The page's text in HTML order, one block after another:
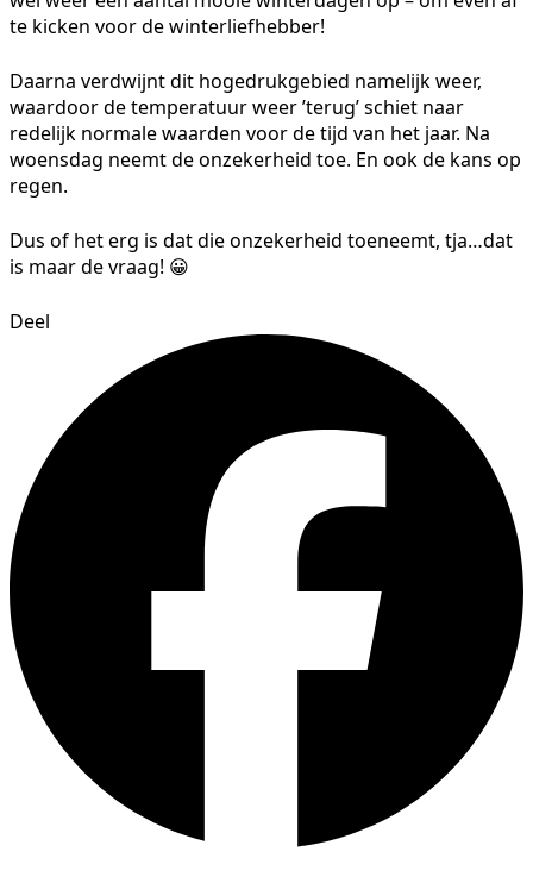
te kicken voor de winterliefhebber!
Daarna verdwijnt dit hogedrukgebied namelijk weer,
waardoor de temperatuur weer ’terug’ schiet naar
redelijk normale waarden voor de tijd van het jaar. Na
woensdag neemt de onzekerheid toe. En ook de kans op
regen.
Dus of het erg is dat die onzekerheid toeneemt, tja…dat
is maar de vraag! 😀
Deel